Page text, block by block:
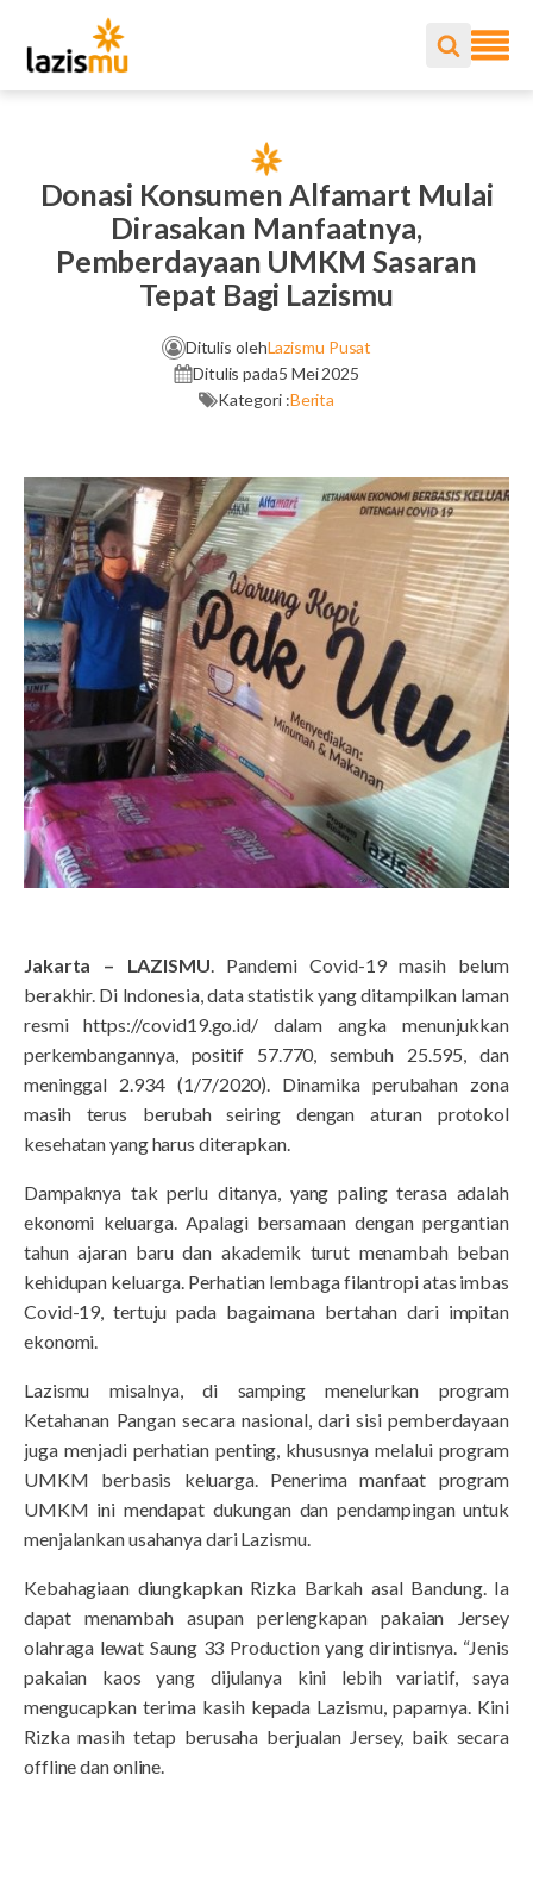
Donasi Konsumen Alfamart Mulai
Dirasakan Manfaatnya,
Pemberdayaan UMKM Sasaran
Tepat Bagi Lazismu
Ditulis olehLazismu Pusat
Ditulis pada5 Mei 2025
Kategori :Berita
Jakarta – LAZISMU. Pandemi Covid-19 masih belum
berakhir. Di Indonesia, data statistik yang ditampilkan laman
resmi https://covid19.go.id/ dalam angka menunjukkan
perkembangannya, positif 57.770, sembuh 25.595, dan
meninggal 2.934 (1/7/2020). Dinamika perubahan zona
masih terus berubah seiring dengan aturan protokol
kesehatan yang harus diterapkan.
Dampaknya tak perlu ditanya, yang paling terasa adalah
ekonomi keluarga. Apalagi bersamaan dengan pergantian
tahun ajaran baru dan akademik turut menambah beban
kehidupan keluarga. Perhatian lembaga filantropi atas imbas
Covid-19, tertuju pada bagaimana bertahan dari impitan
ekonomi.
Lazismu misalnya, di samping menelurkan program
Ketahanan Pangan secara nasional, dari sisi pemberdayaan
juga menjadi perhatian penting, khususnya melalui program
UMKM berbasis keluarga. Penerima manfaat program
UMKM ini mendapat dukungan dan pendampingan untuk
menjalankan usahanya dari Lazismu.
Kebahagiaan diungkapkan Rizka Barkah asal Bandung. Ia
dapat menambah asupan perlengkapan pakaian Jersey
olahraga lewat Saung 33 Production yang dirintisnya. “Jenis
pakaian kaos yang dijulanya kini lebih variatif, saya
mengucapkan terima kasih kepada Lazismu, paparnya. Kini
Rizka masih tetap berusaha berjualan Jersey, baik secara
offline dan online.